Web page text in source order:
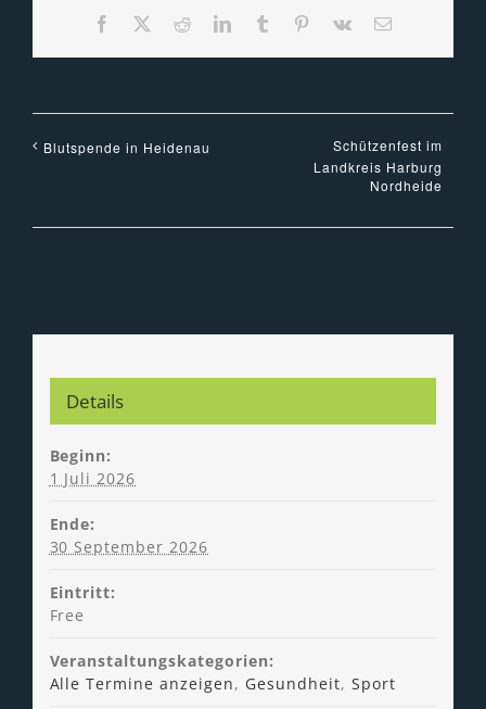
Facebook RedditLinkedIn
TumblrPinterest
Vk
Blutspende in Heidenau
Schützenfest im
Landkreis Harburg
Nordheide
Details
Beginn:
1 Juli 2026
Ende:
30 September 2026
Eintritt:
Free
Veranstaltungskategorien:
Alle Termine anzeigen, Gesundheit, Sport